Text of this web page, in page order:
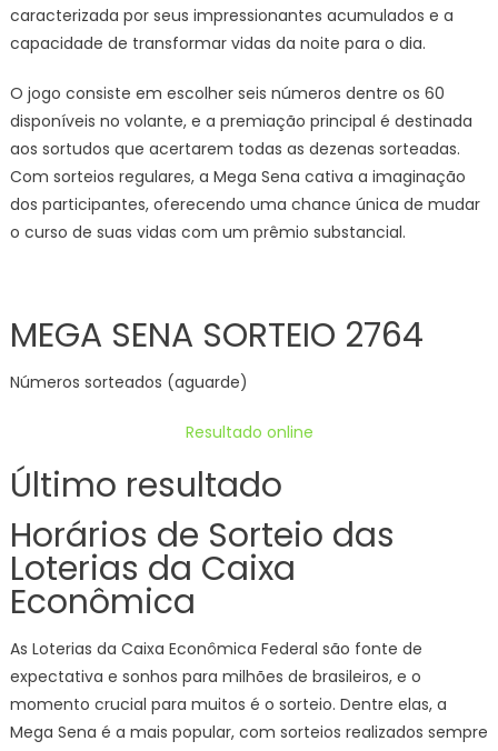
caracterizada por seus impressionantes acumulados e a
capacidade de transformar vidas da noite para o dia.
O jogo consiste em escolher seis números dentre os 60
disponíveis no volante, e a premiação principal é destinada
aos sortudos que acertarem todas as dezenas sorteadas.
Com sorteios regulares, a Mega Sena cativa a imaginação
dos participantes, oferecendo uma chance única de mudar
o curso de suas vidas com um prêmio substancial.
MEGA SENA SORTEIO 2764
Números sorteados (aguarde)
Resultado online
Último resultado
Horários de Sorteio das
Loterias da Caixa
Econômica
As Loterias da Caixa Econômica Federal são fonte de
expectativa e sonhos para milhões de brasileiros, e o
momento crucial para muitos é o sorteio. Dentre elas, a
Mega Sena é a mais popular, com sorteios realizados sempre